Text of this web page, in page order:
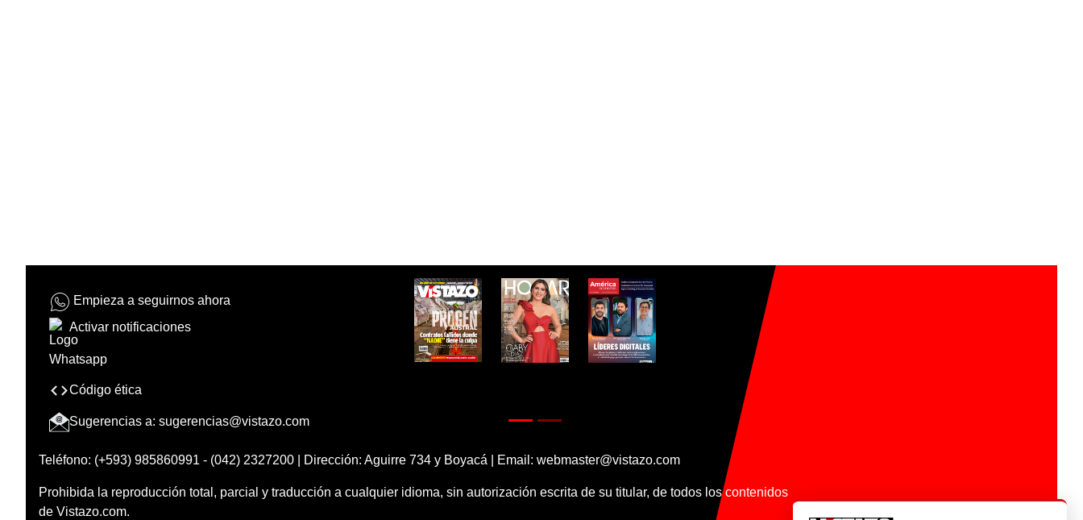
Empieza a seguirnos ahora
Activar notificaciones
Código ética
Sugerencias a: sugerencias@vistazo.com
Teléfono: (+593) 985860991 - (042) 2327200 | Dirección: Aguirre 734 y Boyacá | Email: webmaster@vistazo.com
Prohibida la reproducción total, parcial y traducción a cualquier idioma, sin autorización escrita de su titular, de todos los contenidos
de Vistazo.com.